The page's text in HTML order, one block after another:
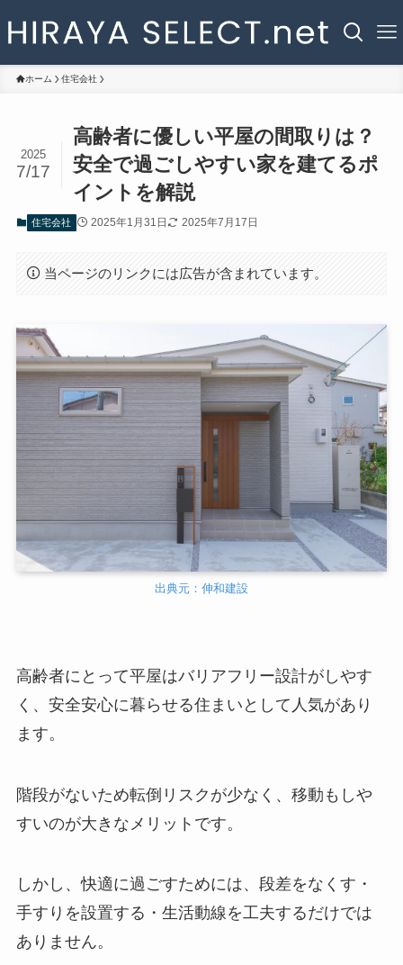
ホーム 住宅会社
高齢者に優しい平屋の間取りは？
安全で過ごしやすい家を建てるポ
イントを解説
2025
7/17
住宅会社 2025年1月31日 2025年7月17日
当ページのリンクには広告が含まれています。
出典元：伸和建設
高齢者にとって平屋はバリアフリー設計がしやす
く、安全安心に暮らせる住まいとして人気があり
ます。
階段がないため転倒リスクが少なく、移動もしや
すいのが大きなメリットです。
しかし、快適に過ごすためには、段差をなくす・
手すりを設置する・生活動線を工夫するだけでは
ありません。